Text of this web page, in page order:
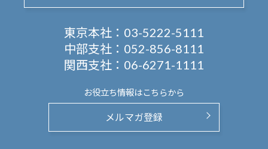
東京本社： 03-5222-5111
中部支社： 052-856-8111
関西支社： 06-6271-1111
お役立ち情報はこちらから
メルマガ登録